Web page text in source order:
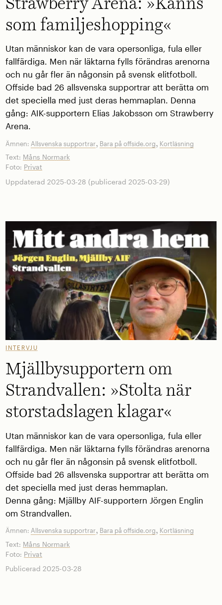
Strawberry Arena: »Känns
som familjeshopping«
Utan människor kan de vara opersonliga, fula eller
fallfärdiga. Men när läktarna fylls förändras arenorna
och nu går fler än någonsin på svensk elitfotboll.
Offside bad 26 allsvenska supportrar att berätta om
det speciella med just deras hemmaplan. Denna
gång: AIK-supportern Elias Jakobsson om Strawberry
Arena.
Ämnen: Allsvenska supportrar, Bara på offside.org, Kortläsning
Text: Måns Normark
Foto: Privat
Uppdaterad 2025-03-28 (publicerad 2025-03-29)
INTERVJU
Mjällbysupportern om
Strandvallen: »Stolta när
storstadslagen klagar«
Utan människor kan de vara opersonliga, fula eller
fallfärdiga. Men när läktarna fylls förändras arenorna
och nu går fler än någonsin på svensk elitfotboll.
Offside bad 26 allsvenska supportrar att berätta om
det speciella med just deras hemmaplan.
Denna gång: Mjällby AIF-supportern Jörgen Englin
om Strandvallen.
Ämnen:Allsvenska supportrar, Bara på offside.org, Kortläsning
Text: Måns Normark
Foto: Privat
Publicerad 2025-03-28